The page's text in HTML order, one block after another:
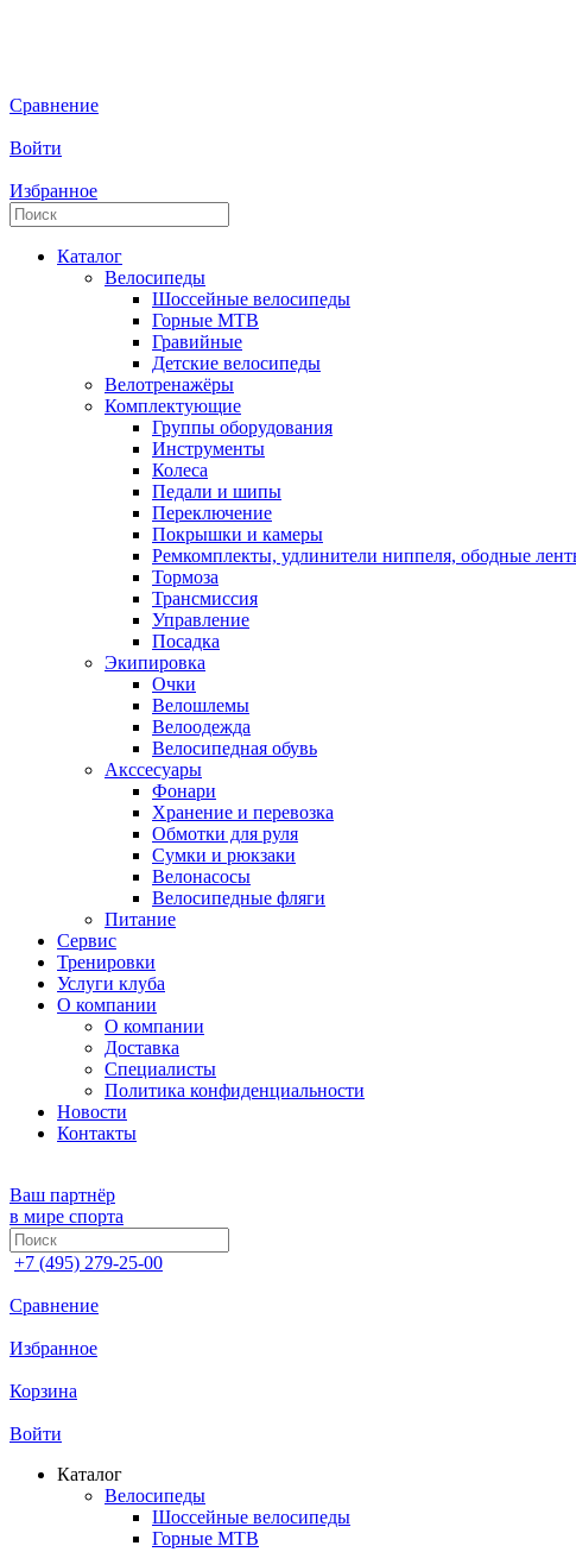
Сравнение
Войти
Избранное
Каталог
Велосипеды
Шоссейные велосипеды
Горные МTB
Гравийные
Детские велосипеды
Велотренажёры
Комплектующие
Группы оборудования
Инструменты
Колеса
Педали и шипы
Переключение
Покрышки и камеры
Ремкомплекты, удлинители ниппеля, ободные
Тормоза
Трансмиссия
Управление
Посадка
Экипировка
Очки
Велошлемы
Велоодежда
Велосипедная обувь
Акссесуары
Фонари
Хранение и перевозка
Обмотки для руля
Сумки и рюкзаки
Велонасосы
Велосипедные фляги
Питание
Сервис
Тренировки
Услуги клуба
О компании
О компании
Доставка
Специалисты
Политика конфиденциальности
Новости
Контакты
Ваш партнёр
в мире спорта
+7 (495) 279-25-00
Сравнение
Избранное
Корзина
Войти
Каталог
Велосипеды
Шоссейные велосипеды
Горные МTB